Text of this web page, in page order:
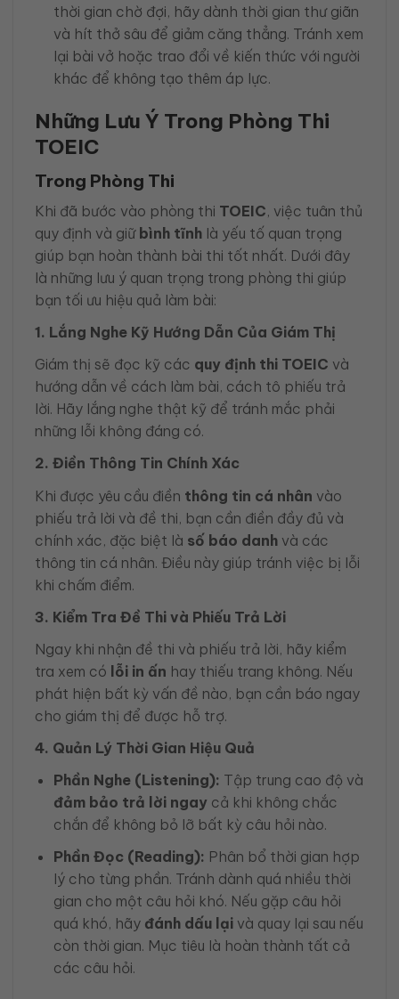
thời gian chờ đợi, hãy dành thời gian thư giãn
và hít thở sâu để giảm căng thẳng. Tránh xem
lại bài vở hoặc trao đổi về kiến thức với người
khác để không tạo thêm áp lực.
Những Lưu Ý Trong Phòng Thi
TOEIC
Trong Phòng Thi
Khi đã bước vào phòng thi TOEIC, việc tuân thủ
quy định và giữ bình tĩnh là yếu tố quan trọng
giúp bạn hoàn thành bài thi tốt nhất. Dưới đây
là những lưu ý quan trọng trong phòng thi giúp
bạn tối ưu hiệu quả làm bài:
1. Lắng Nghe Kỹ Hướng Dẫn Của Giám Thị
Giám thị sẽ đọc kỹ các quy định thi TOEIC và
hướng dẫn về cách làm bài, cách tô phiếu trả
lời. Hãy lắng nghe thật kỹ để tránh mắc phải
những lỗi không đáng có.
2. Điền Thông Tin Chính Xác
Khi được yêu cầu điền thông tin cá nhân vào
phiếu trả lời và đề thi, bạn cần điền đầy đủ và
chính xác, đặc biệt là số báo danh và các
thông tin cá nhân. Điều này giúp tránh việc bị lỗi
khi chấm điểm.
3. Kiểm Tra Đề Thi và Phiếu Trả Lời
Ngay khi nhận đề thi và phiếu trả lời, hãy kiểm
tra xem có lỗi in ấn hay thiếu trang không. Nếu
phát hiện bất kỳ vấn đề nào, bạn cần báo ngay
cho giám thị để được hỗ trợ.
4. Quản Lý Thời Gian Hiệu Quả
Phần Nghe (Listening): Tập trung cao độ và
đảm bảo trả lời ngay cả khi không chắc
chắn để không bỏ lỡ bất kỳ câu hỏi nào.
Phần Đọc (Reading): Phân bổ thời gian hợp
lý cho từng phần. Tránh dành quá nhiều thời
gian cho một câu hỏi khó. Nếu gặp câu hỏi
quá khó, hãy đánh dấu lạivà quay lại sau nếu
còn thời gian. Mục tiêu là hoàn thành tất cả
các câu hỏi.